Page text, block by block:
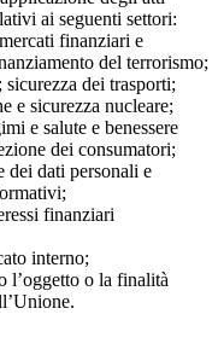
ai seguenti settori:
finanziari e
del terrorismo;
dei trasporti;
e sicurezza nucleare;
e salute e benessere
dei consumatori;
dei dati personali e
finanziari
interno;
l’oggetto o la finalità